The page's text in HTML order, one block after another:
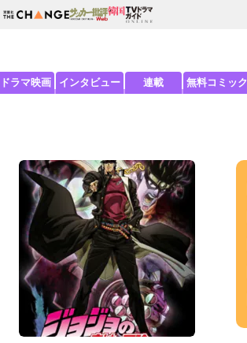
ドラマ映画 インタビュー 連載 無料コミック